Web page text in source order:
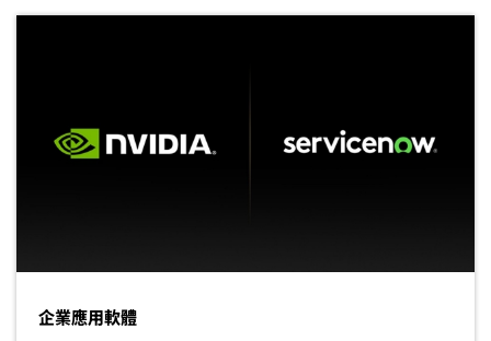
企業應用軟體